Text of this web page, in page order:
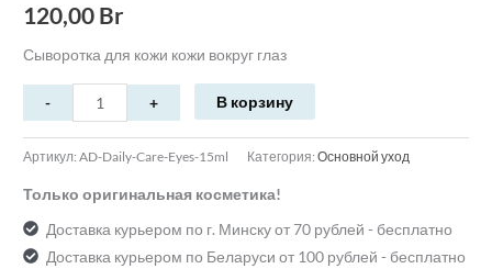
120,00 Br
Сыворотка для кожи кожи вокруг глаз
В корзину
Артикул:AD-Daily-Care-Eyes-15ml Категория:Основной уход
Только оригинальная косметика!
Доставка курьером по г. Минску от 70 рублей - бесплатно
Доставка курьером по Беларуси от 100 рублей - бесплатно